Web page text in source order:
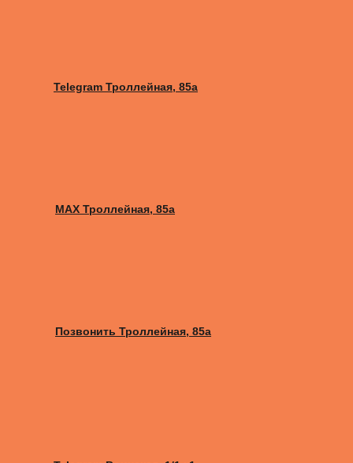
Telegram Троллейная, 85а
MAX Троллейная, 85а
Позвонить Троллейная, 85а